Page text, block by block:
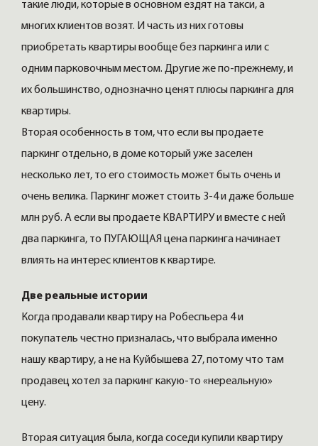
такие люди, которые в основном ездят на такси, а
многих клиентов возят. И часть из них готовы
приобретать квартиры вообще без паркинга или с
одним парковочным местом. Другие же по-прежнему, и
их большинство, однозначно ценят плюсы паркинга для
квартиры.
Вторая особенность в том, что если вы продаете
паркинг отдельно, в доме который уже заселен
несколько лет, то его стоимость может быть очень и
очень велика. Паркинг может стоить 3-4 и даже больше
млн руб. А если вы продаете КВАРТИРУ и вместе с ней
два паркинга, то ПУГАЮЩАЯ цена паркинга начинает
влиять на интерес клиентов к квартире.
Две реальные истории
Когда продавали квартиру на Робеспьера 4 и
покупатель честно призналась, что выбрала именно
нашу квартиру, а не на Куйбышева 27, потому что там
продавец хотел за паркинг какую-то «нереальную»
цену.
Вторая ситуация была, когда соседи купили квартиру